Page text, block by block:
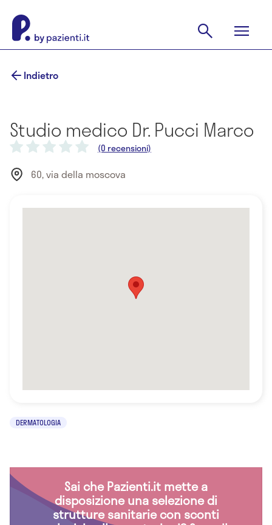
Indietro
Studio medico Dr. Pucci Marco
(0 recensioni)
60, via della moscova
DERMATOLOGIA
Sai che Pazienti.it mette a
disposizione una selezione di
strutture sanitarie con sconti